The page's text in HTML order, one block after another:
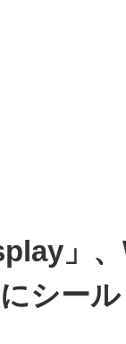
」
シー